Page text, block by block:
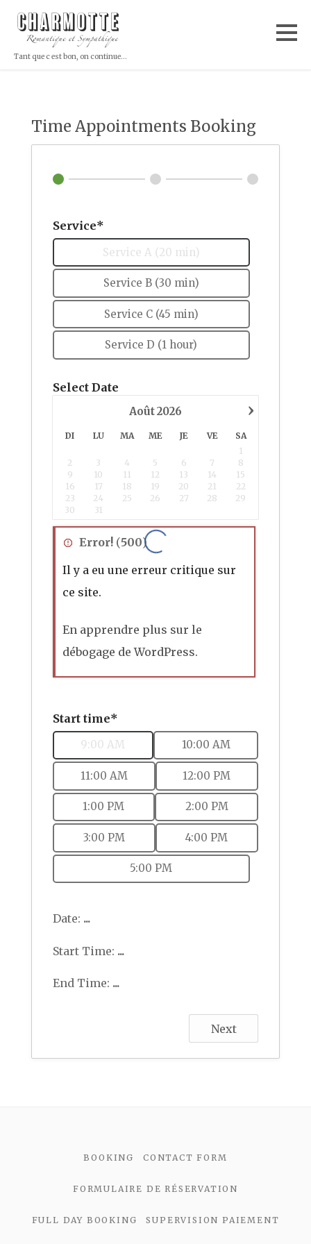
Tant que c est bon, on continue...
Time Appointments Booking
Service*
Service A (20 min)
Service B (30 min)
Service C (45 min)
Service D (1 hour)
Select Date
›
Août2026
DI LU MA ME JE VE
SA
1
2
3 4 5 6 7
8
9
10 11 12 13 14
15
16
17 18 19 20 21
22
23
24 25 26 27 28
29
30
31
Error!(500)
Il y a eu une erreur critique sur
ce site.
En apprendre plus sur le
débogage de WordPress.
Start time*
9:00 AM 10:00 AM
11:00 AM 12:00 PM
1:00 PM 2:00 PM
3:00 PM 4:00 PM
5:00 PM
Date: ...
Start Time: ...
End Time: ...
Next
BOOKING CONTACT FORM
FORMULAIRE DE RÉSERVATION
FULL DAY BOOKING SUPERVISION PAIEMENT